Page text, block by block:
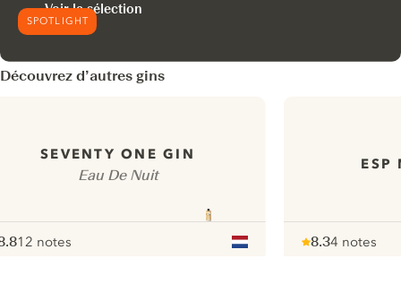
SPOTLIGHT
Voir la sélection
Découvrez d’autres gins
SEVENTY ONE GIN
Eau De Nuit
12 notes
ESP
8.34 notes